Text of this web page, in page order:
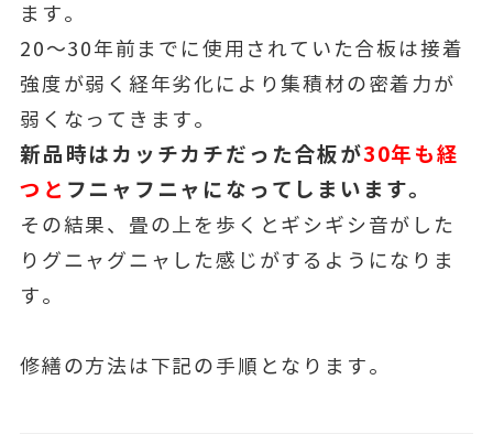
ます。
20～30年前までに使用されていた合板は接着
強度が弱く経年劣化により集積材の密着力が
弱くなってきます。
新品時はカッチカチだった合板が30年も経
つと フニャフニャになってしまいます。
その結果、畳の上を歩くとギシギシ音がした
りグニャグニャした感じがするようになりま
す。
修繕の方法は下記の手順となります。